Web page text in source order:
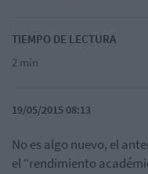
TIEMPO DE LECTURA
2 min
19/05/2015 08:13
No es algo nuevo, el
el “rendimiento